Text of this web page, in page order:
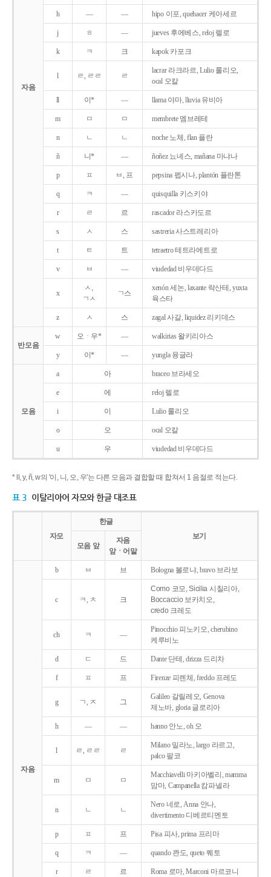
자음
h ― ― hipo 이포, quehacer 케아세르
j ㅎ ― jueves 후에베스, reloj 렐로
k ㅋ 크 kapok 카포크
l ㄹ, ㄹㄹ ㄹ
lacrar 라크라르, Lulio 룰리오,
ocal 오칼
ll 이* ― llama 야마, lluvia 유비아
m ㅁ ㅁ membrete 멤브레테
n ㄴ ㄴ noche 노체, flan 플란
ñ 니* ― ñoñez 뇨녜스, mañana 마냐나
p ㅍ ㅂ, 프 pepsina 펩시나, plantón 플란톤
q ㅋ ― quisquilla 키스키야
r ㄹ 르 rascador 라스카도르
s ㅅ 스 sastreria 사스트레리아
t ㅌ 트 tetraetro 테트라에트로
v ㅂ ― viudedad 비우데다드
x
ㅅ,
ㄱㅅ
ㄱ스
xenón 세논, laxante 락산테, yuxta
육스타
z ㅅ 스 zagal 사갈, liquidez 리키데스
반모음
w 오ㆍ우* ― walkirias 왈키리아스
y 이* ― yungla 융글라
모음
a 아 braceo 브라세오
e 에 reloj 렐로
i 이 Lulio 룰리오
o 오 ocal 오칼
u 우 viudedad 비우데다드
* ll, y, ñ, w의 '이, 니, 오, 우'는 다른 모음과 결합할 때 합쳐서 1 음절로 적는다.
표 3 이탈리아어 자모와 한글 대조표
자모
한글
보기
모음 앞
자음
앞ㆍ어말
자음
b ㅂ 브 Bologna 볼로냐, bravo 브라보
c ㅋ, ㅊ 크
Como 코모, Sicilia 시칠리아,
Boccaccio 보카치오,
credo 크레도
ch ㅋ ―
Pinocchio 피노키오, cherubino
케루비노
d ㄷ 드 Dante 단테, drizza 드리차
f ㅍ 프 Firenze 피렌체, freddo 프레도
g ㄱ, ㅈ 그
Galileo 갈릴레오, Genova
제노바, gloria 글로리아
h ― ― hanno 안노, oh 오
l ㄹ, ㄹㄹ ㄹ
Milano 밀라노, largo 라르고,
palco 팔코
m ㅁ ㅁ
Macchiavelli 마키아벨리, mamma
맘마, Campanella 캄파넬라
n ㄴ ㄴ
Nero 네로, Anna 안나,
divertimento 디베르티멘토
p ㅍ 프 Pisa 피사, prima 프리마
q ㅋ ― quando 콴도, queto 퀘토
r ㄹ 르 Roma 로마, Marconi 마르코니